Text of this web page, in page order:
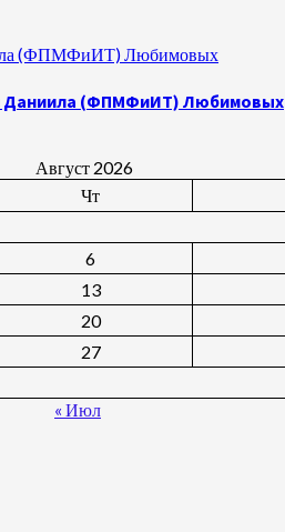
(ФПМФиИТ) Любимовых
Даниила (ФПМФиИТ) Любимовых
Август 2026
Чт
6
13
20
27
« Июл